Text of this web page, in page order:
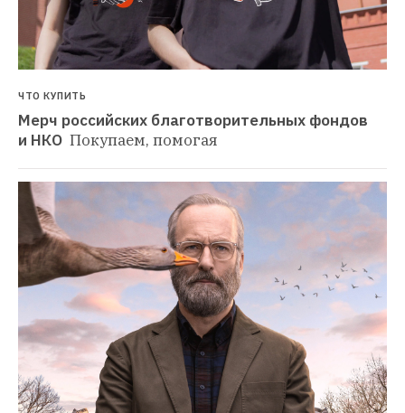
ЧТО КУПИТЬ
Мерч российских благотворительных фондов
и НКО Покупаем, помогая